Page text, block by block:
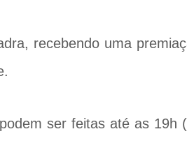
recebendo uma
ser feitas até as 19h